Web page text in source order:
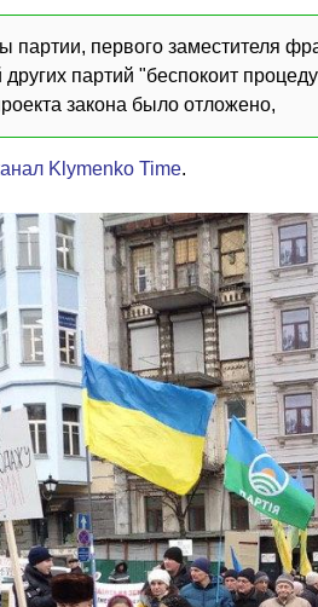
партии, первого заместителя
других партий "беспокоит
закона было отложено,
Klymenko Time.